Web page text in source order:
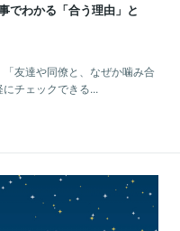
でわかる「合う理由」と
友達や同僚と、なぜか噛み合
チェックできる...